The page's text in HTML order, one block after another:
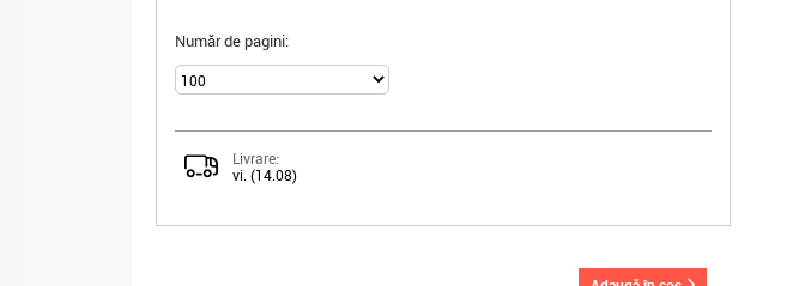
Număr de pagini:
Livrare:
vi. (14.08)